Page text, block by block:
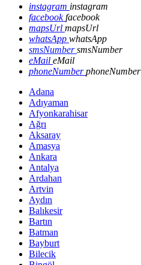
instagram instagram
facebookfacebook
mapsUrl mapsUrl
whatsApp whatsApp
smsNumbersmsNumber
eMail eMail
phoneNumberphoneNumber
Adana
Adıyaman
Afyonkarahisar
Ağrı
Aksaray
Amasya
Ankara
Antalya
Ardahan
Artvin
Aydın
Balıkesir
Bartın
Batman
Bayburt
Bilecik